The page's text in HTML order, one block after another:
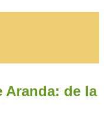
Aranda: de la